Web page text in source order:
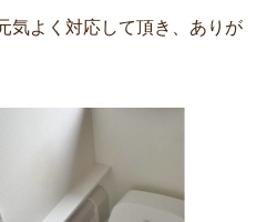
気よく対応して頂き、ありが